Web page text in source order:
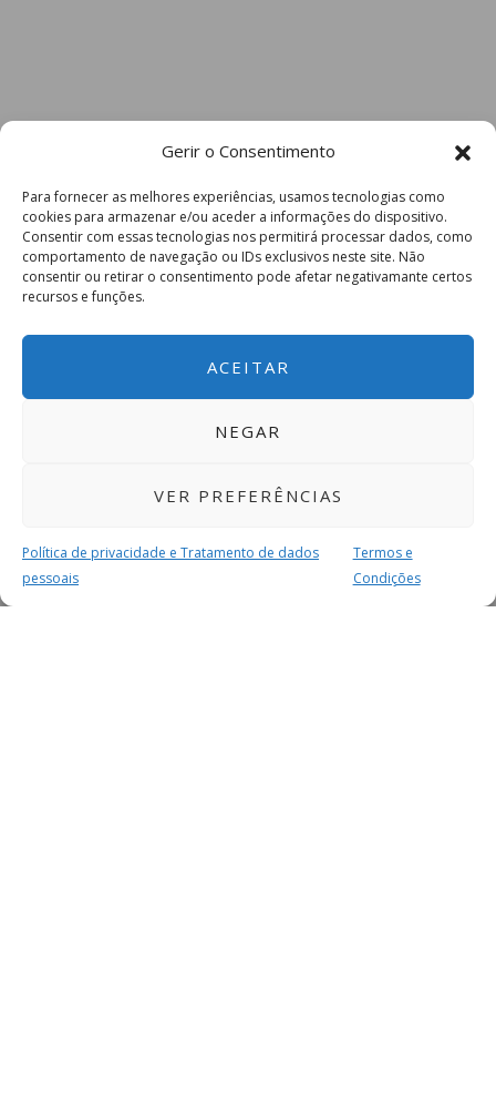
Gerir o Consentimento
Para fornecer as melhores experiências, usamos tecnologias como
cookies para armazenar e/ou aceder a informações do dispositivo.
Consentir com essas tecnologias nos permitirá processar dados, como
comportamento de navegação ou IDs exclusivos neste site. Não
consentir ou retirar o consentimento pode afetar negativamante certos
recursos e funções.
ACEITAR
NEGAR
VER PREFERÊNCIAS
Política de privacidade e Tratamento de dados
pessoais
Termos e
Condições